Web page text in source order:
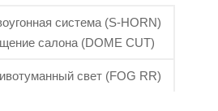
система (S-HORN)
салона (DOME CUT)
свет (FOG RR)